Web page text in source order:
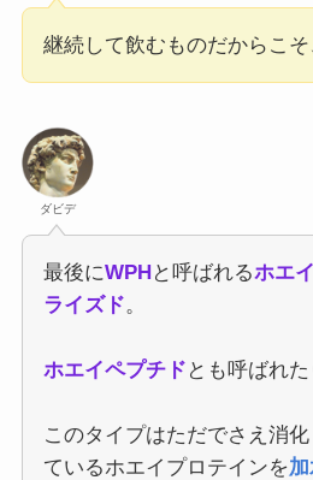
継続して飲むものだからこ
ダビデ
最後にWPHと呼ばれるホエ
ライズド。
ホエイペプチド とも呼ばれた
このタイプはただでさえ消
ているホエイプロテインを